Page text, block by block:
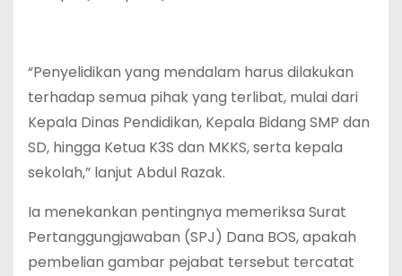
“Penyelidikan yang mendalam harus dilakukan
terhadap semua pihak yang terlibat, mulai dari
Kepala Dinas Pendidikan, Kepala Bidang SMP dan
SD, hingga Ketua K3S dan MKKS, serta kepala
sekolah,” lanjut Abdul Razak.
Ia menekankan pentingnya memeriksa Surat
Pertanggungjawaban (SPJ) Dana BOS, apakah
pembelian gambar pejabat tersebut tercatat